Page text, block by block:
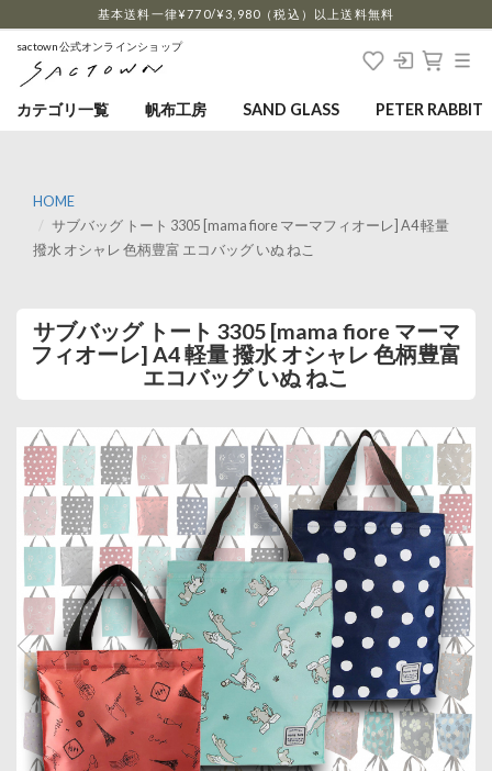
基本送料一律¥770/¥3,980（税込）以上送料無料
sactown公式オンラインショップ
カテゴリ一覧 帆布工房 SAND GLASS PETER RABBIT
HOME
サブバッグ トート 3305 [mama fiore マーマフィオーレ] A4 軽量
撥水 オシャレ 色柄豊富 エコバッグ いぬ ねこ
サブバッグ トート 3305 [mama fiore マーマ
フィオーレ] A4 軽量 撥水 オシャレ 色柄豊富
エコバッグ いぬ ねこ